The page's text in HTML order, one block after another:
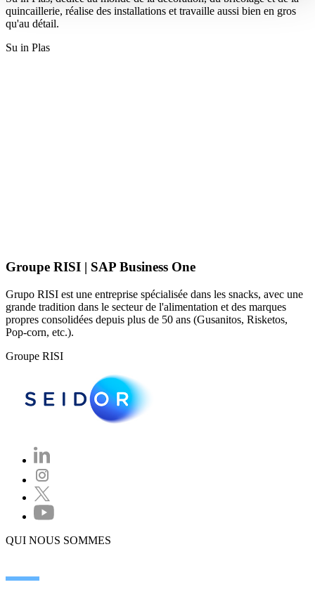
quincaillerie, réalise des installations et travaille aussi bien en gros
qu'au détail.
Su in Plas
Groupe RISI | SAP Business One
Grupo RISI est une entreprise spécialisée dans les snacks, avec une
grande tradition dans le secteur de l'alimentation et des marques
propres consolidées depuis plus de 50 ans (Gusanitos, Risketos,
Pop-corn, etc.).
Groupe RISI
QUI NOUS SOMMES